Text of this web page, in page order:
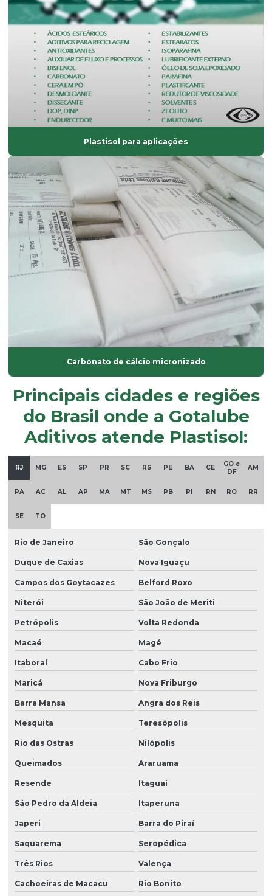
Fornecedor de ácido esteárico
Fornecedor de antioxidantes líquidos
Fornecedor de bisfenol
Fornecedor de dinp
Fornecedor de isoparafina
Fornecedor de oxido de zinco
Fornecedor de solvente atóxico
Graxa base vegetal
Isoparafina
Isoparafina comprar
Isoparafina líquida
Isoparafina líquida preço
Lubrificante externo
óleo plastificante para borracha
óleo de soja epoxidado
óleos plastificantes
Onde comprar plastificantes
óxido de alumínio
óxido de magnésio
óxido de zinco em pó
Parafina em pó
Plastificante doa
Plastificante em pó
Plastificante vegetal para pvc
Plastisol
Plastisol para aplicações
Plastisol atóxico
Plastisol pvc
Querosene desodorizado
Querosene desodorizado preço
Redutor de viscosidade
Redutor de viscosidade atóxico para pastas
Resina hidrocarbônica
Retardante de chamas
Sebo em pó
Plastisol para aplicações
Carbonato de cálcio micronizado
Principais cidades e regiões
do Brasil onde a Gotalube
Aditivos atende Plastisol:
RJ MG ES SP PR SC RS PE BA CE
GO e
DF
AM
PA AC AL AP MA MT MS PB PI RN RO RR
SE TO
Rio de Janeiro São Gonçalo
Duque de Caxias Nova Iguaçu
Campos dos Goytacazes Belford Roxo
Niterói São João de Meriti
Petrópolis Volta Redonda
Macaé Magé
Itaboraí Cabo Frio
Maricá Nova Friburgo
Barra Mansa Angra dos Reis
Mesquita Teresópolis
Rio das Ostras Nilópolis
Queimados Araruama
Resende Itaguaí
São Pedro da Aldeia Itaperuna
Japeri Barra do Piraí
Saquarema Seropédica
Três Rios Valença
Cachoeiras de Macacu Rio Bonito